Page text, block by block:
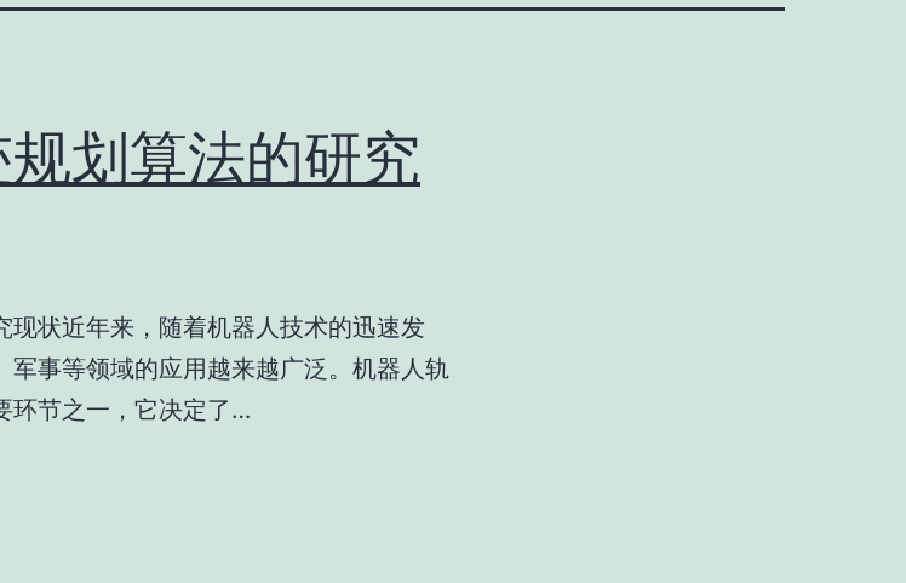
划算法的研究
现状近年来，随着机器人技术的迅速发
军事等领域的应用越来越广泛。机器人轨
环节之一，它决定了…